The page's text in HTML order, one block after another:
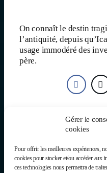
Gérer le
cookies
Pour offrir les meilleures expériences,
cookies pour stocker et/ou accéder aux
ces technologies nous permettra de
On connaît le destin
l’antiquité, depuis
usage immodéré des
père.